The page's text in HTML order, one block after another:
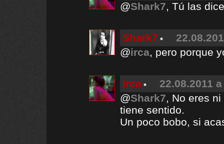
@Shark7, Tú las
Shark7
@irca, pero porque
irca
22.08.2011
@Shark7, No eres
tiene sentido.
Un poco bobo, si